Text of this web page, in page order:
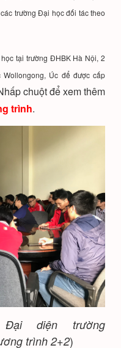
trường Đại học đối tác theo
tại trường ĐHBK Hà Nội, 2
Úc để được cấp
chuột để xem thêm
trình.
Đại diện trường
trình 2+2)